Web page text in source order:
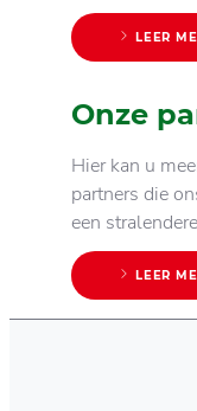
LEER
Onze
Hier kan u
partners die
een
LEER